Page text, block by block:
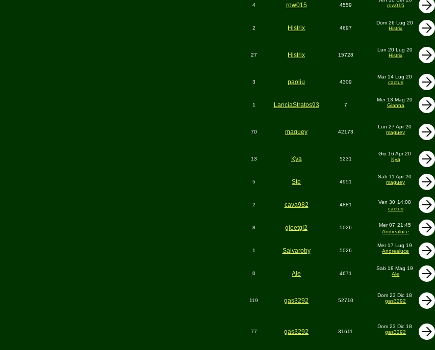
4 row015 4559
row015
2 Histrix 4697
Dom 26 Lug 20
Histrix
27 Histrix 15728
Lun 20 Lug 20
Histrix
3 paoliu 4309
Mar 14 Lug 20
cactus
1 LanciaStratos93 7
Mer 13 Mag 20
Gianna
70 maguey 42173
Lun 27 Apr 20
maguey
13 Kya 5231
Gio 16 Apr 20
Kya
5 Ste 4951
Sab 11 Apr 20
maguey
2 cava982 4881 Ven 30 14:08
cactus
8 gioetgi2 5026 Mer 07 21:45
Andrealuce
1 Salvaroby 5026
Mer 17 Lug 19
Andrealuce
0 Ale 4671
Sab 18 Mag 19
Ale
119 gas3292 52710
Dom 23 Dic 18
gas3292
77 gas3292 31611
Dom 23 Dic 18
gas3292